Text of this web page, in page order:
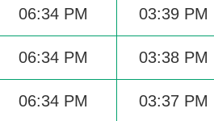
06:34 PM 03:39 PM
06:34 PM 03:38 PM
06:34 PM 03:37 PM